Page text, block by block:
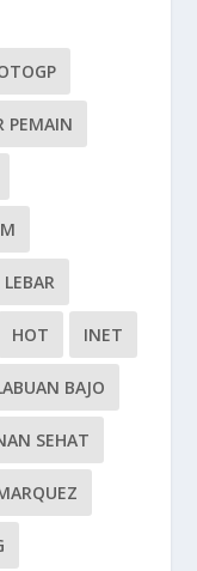
PEMAIN
HOT INET
BAJO
SEHAT